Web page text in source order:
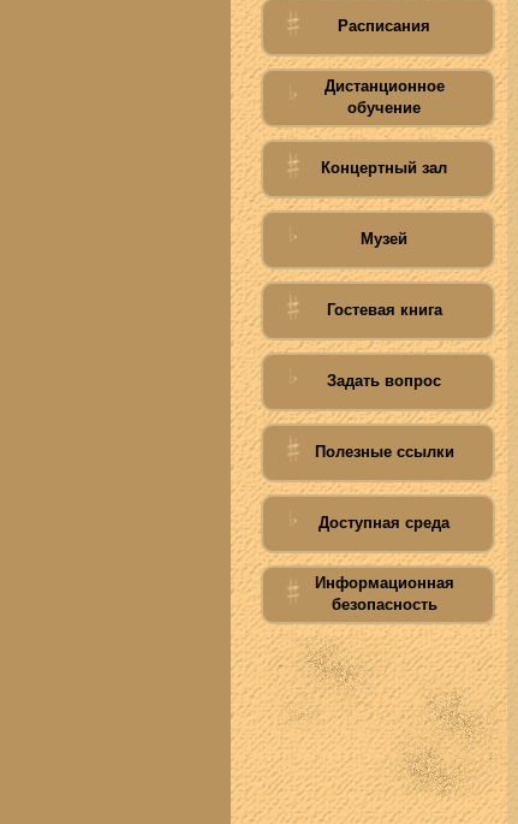
Расписания
Дистанционное
обучение
Концертный зал
Музей
Гостевая книга
Задать вопрос
Полезные ссылки
Доступная среда
Информационная
безопасность